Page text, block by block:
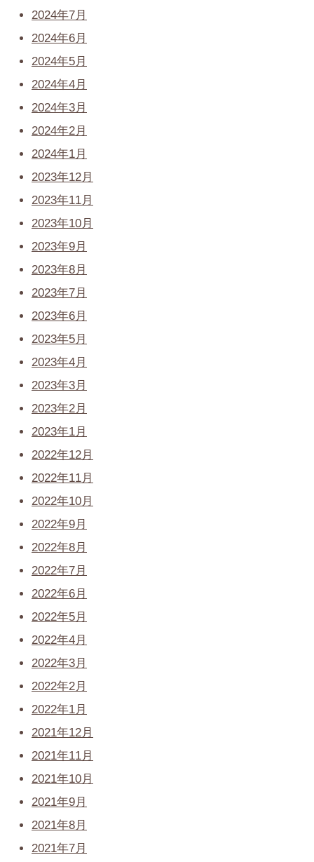
2024年7月
2024年6月
2024年5月
2024年4月
2024年3月
2024年2月
2024年1月
2023年12月
2023年11月
2023年10月
2023年9月
2023年8月
2023年7月
2023年6月
2023年5月
2023年4月
2023年3月
2023年2月
2023年1月
2022年12月
2022年11月
2022年10月
2022年9月
2022年8月
2022年7月
2022年6月
2022年5月
2022年4月
2022年3月
2022年2月
2022年1月
2021年12月
2021年11月
2021年10月
2021年9月
2021年8月
2021年7月